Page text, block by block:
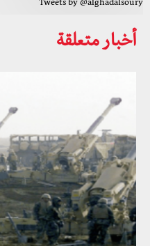
Tweets by @alghadalsoury
أخبار متعلقة